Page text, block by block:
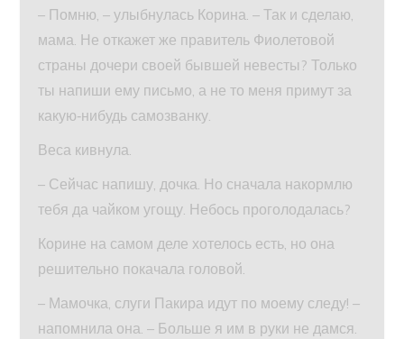
– Помню, – улыбнулась Корина. – Так и сделаю,
мама. Не откажет же правитель Фиолетовой
страны дочери своей бывшей невесты? Только
ты напиши ему письмо, а не то меня примут за
какую‑нибудь самозванку.
Веса кивнула.
– Сейчас напишу, дочка. Но сначала накормлю
тебя да чайком угощу. Небось проголодалась?
Корине на самом деле хотелось есть, но она
решительно покачала головой.
– Мамочка, слуги Пакира идут по моему следу! –
напомнила она. – Больше я им в руки не дамся.